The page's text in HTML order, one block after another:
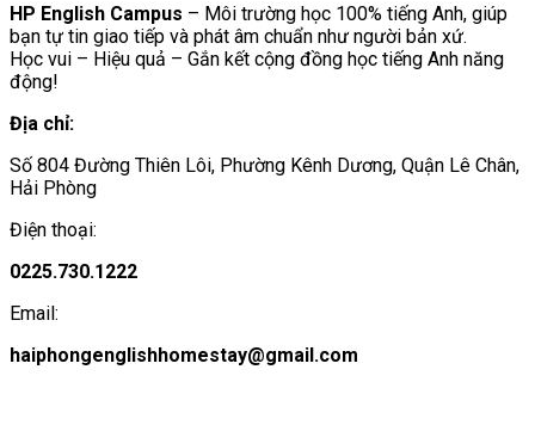
HP English Campus – Môi trường học 100% tiếng Anh, giúp
bạn tự tin giao tiếp và phát âm chuẩn như người bản xứ.
Học vui – Hiệu quả – Gắn kết cộng đồng học tiếng Anh năng
động!
Địa chỉ:
Số 804 Đường Thiên Lôi, Phường Kênh Dương, Quận Lê Chân,
Hải Phòng
Điện thoại:
0225.730.1222
Email:
haiphongenglishhomestay@gmail.com